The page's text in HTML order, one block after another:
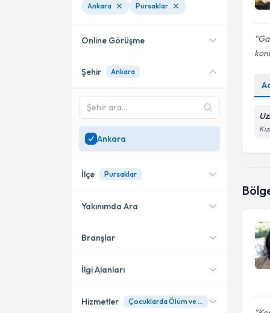
Ankara
Pursaklar
Online Görüşme
Online danışmanlık sunan
SadeceAnkara
uzman ara
Şehir Ankara
Ankara
İlçe Pursaklar
Çankaya
Etimesgut
Yakınımda Ara
Konumuma yakın uzmanları
Branşlar
Pedagoji
İlgi Alanları
Hizmetler Çocuklarda Ölüm ve Yas Terapisi